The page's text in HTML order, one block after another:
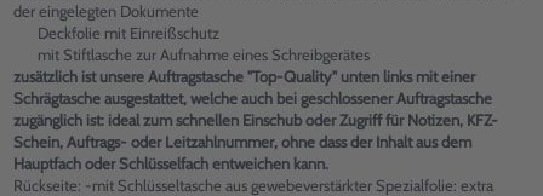
der eingelegten Dokumente
Deckfolie mit Einreißschutz
mit Stiftlasche zur Aufnahme eines Schreibgerätes
zusätzlich ist unsere Auftragstasche "Top-Quality" unten links mit einer
Schrägtasche ausgestattet, welche auch bei geschlossener Auftragstasche
zugänglich ist: ideal zum schnellen Einschub oder Zugriff für Notizen, KFZ-
Schein, Auftrags- oder Leitzahlnummer, ohne dass der Inhalt aus dem
Hauptfach oder Schlüsselfach entweichen kann.
Rückseite: -mit Schlüsseltasche aus gewebeverstärkter Spezialfolie: extra